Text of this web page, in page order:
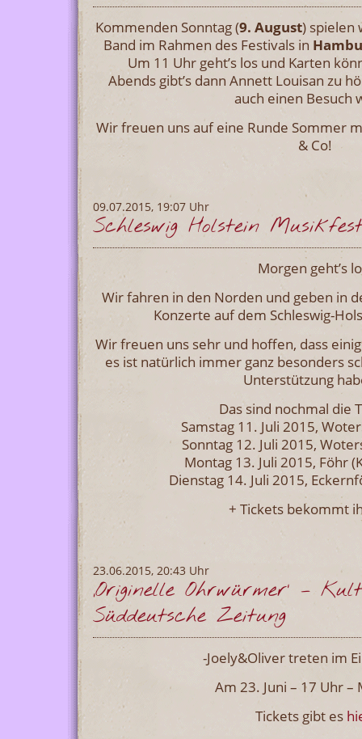
Kommenden Sonntag (9. August) spielen
Band im Rahmen des Festivals in
Um 11 Uhr geht’s los und Karten
Abends gibt’s dann Annett Louisan zu
auch einen Besuch
Wir freuen uns auf eine Runde Sommer
& Co!
09.07.2015, 19:07 Uhr
Schleswig Holstein
Morgen geht’s
Wir fahren in den Norden und geben in
Konzerte auf dem Schleswig-
Wir freuen uns sehr und hoffen, dass
es ist natürlich immer ganz besonders
Unterstützung
Das sind nochmal die
Samstag 11. Juli 2015,
Sonntag 12. Juli 2015,
Montag 13. Juli 2015, Föhr
Dienstag 14. Juli 2015,
+ Tickets bekommt
23.06.2015, 20:43 Uhr
‚Originelle Ohrwürmer‘ –
Süddeutsche Zeitung
-Joely&Oliver treten im
Am 23. Juni – 17 Uhr –
Tickets gibt es